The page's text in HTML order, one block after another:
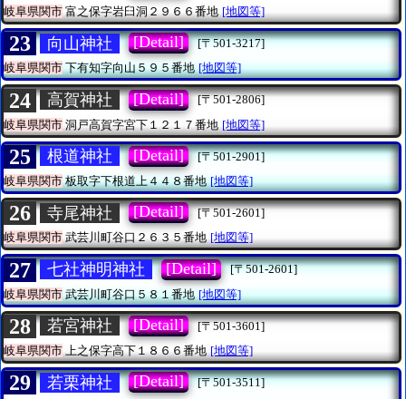
岐阜県関市 富之保字岩臼洞２９６６番地 [地図等]
23 向山神社 [Detail]
[〒501-3217]
岐阜県関市下有知字向山５９５番地 [地図等]
24 高賀神社 [Detail]
[〒501-2806]
岐阜県関市 洞戸高賀字宮下１２１７番地 [地図等]
25 根道神社 [Detail]
[〒501-2901]
岐阜県関市板取字下根道上４４８番地 [地図等]
26 寺尾神社 [Detail]
[〒501-2601]
岐阜県関市武芸川町谷口２６３５番地 [地図等]
27 七社神明神社 [Detail]
[〒501-2601]
岐阜県関市武芸川町谷口５８１番地 [地図等]
28 若宮神社 [Detail]
[〒501-3601]
岐阜県関市 上之保字高下１８６６番地 [地図等]
29 若栗神社 [Detail]
[〒501-3511]